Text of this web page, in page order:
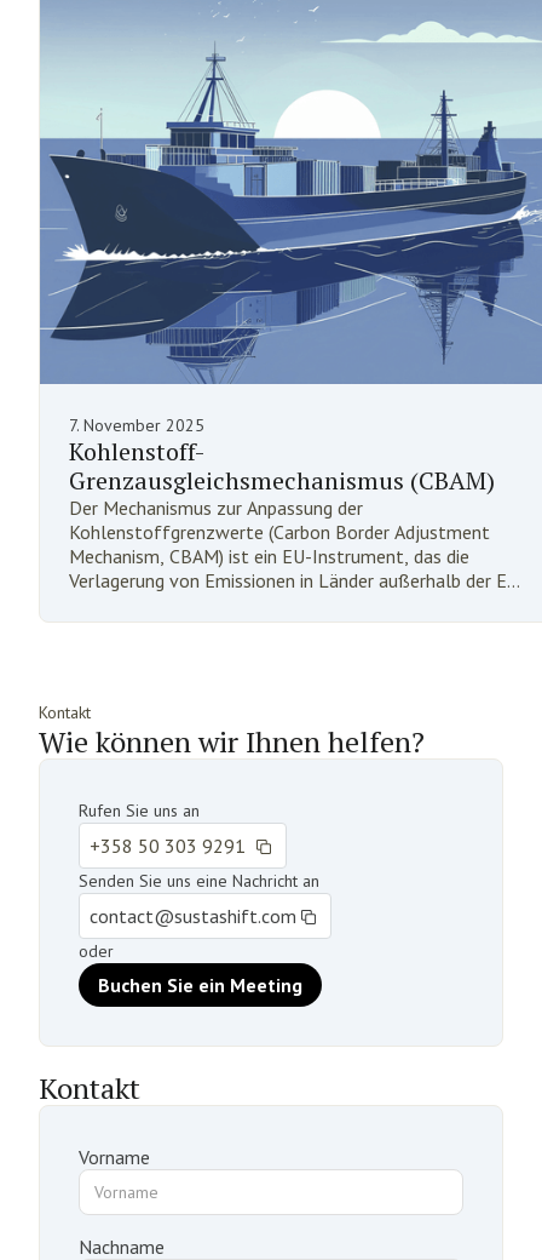
7. November 2025
Kohlenstoff-
Grenzausgleichsmechanismus (CBAM)
Der Mechanismus zur Anpassung der
Kohlenstoffgrenzwerte (Carbon Border Adjustment
Mechanism, CBAM) ist ein EU-Instrument, das die
Verlagerung von Emissionen in Länder außerhalb der EU
Unternehmen, die in der EU tätig sind, ihre
in der EU hergestellte Produkte durch importierte
Produkte mit einem größeren Kohlenstoff-Fußabdruck
ersetzt werden.
Kontakt
Wie können wir Ihnen helfen?
Rufen Sie uns an
+358 50 303 9291
Senden Sie uns eine Nachricht an
contact@sustashift.com
oder
Buchen Sie ein Meeting
Kontakt
Vorname
Nachname